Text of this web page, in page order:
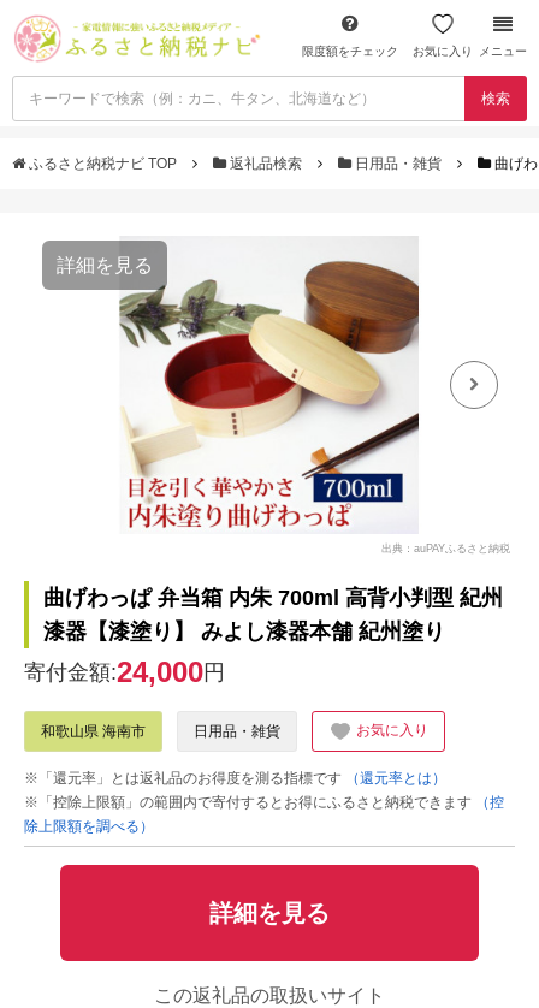
限度額をチェック お気に入り メニュー
検索
ふるさと納税ナビ TOP 返礼品検索 日用品・雑貨 曲げ
詳細を見る
出典：auPAYふるさと納税
曲げわっぱ 弁当箱 内朱 700ml 高背小判型 紀州
漆器【漆塗り】 みよし漆器本舗 紀州塗り
寄付金額:24,000円
和歌山県 海南市 日用品・雑貨 お気に入り
※「還元率」とは返礼品のお得度を測る指標です
（還元率とは）
※「控除上限額」の範囲内で寄付するとお得にふるさと納税できます
（控
除上限額を調べる）
詳細を見る
この返礼品の取扱いサイト